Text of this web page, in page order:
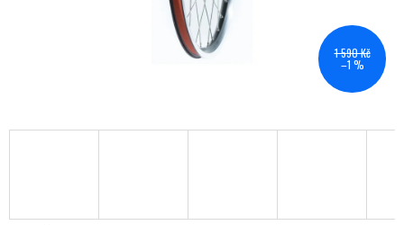
1 590 Kč
–1 %